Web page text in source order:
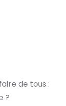
de tous :
?